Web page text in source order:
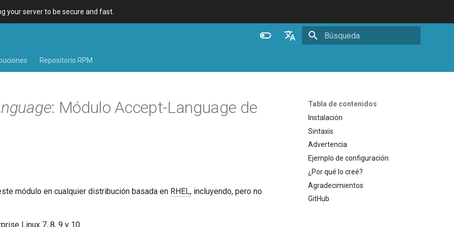
your server to be secure and fast.
Deutsch
Repositorio RPM
Tabla de contenidos
Instalación
Sintaxis
Advertencia
Ejemplo de configuración
¿Por qué lo creé?
Agradecimientos
GitHub
: Módulo Accept-Language de
módulo en cualquier distribución basada en RHEL, incluyendo, pero no
Linux 7, 8, 9 y 10